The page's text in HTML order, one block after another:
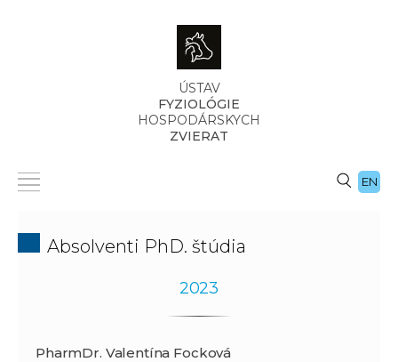
ÚSTAV
FYZIOLÓGIE
HOSPODÁRSKYCH
ZVIERAT
EN
Absolventi PhD. štúdia
2023
PharmDr. Valentína Focková